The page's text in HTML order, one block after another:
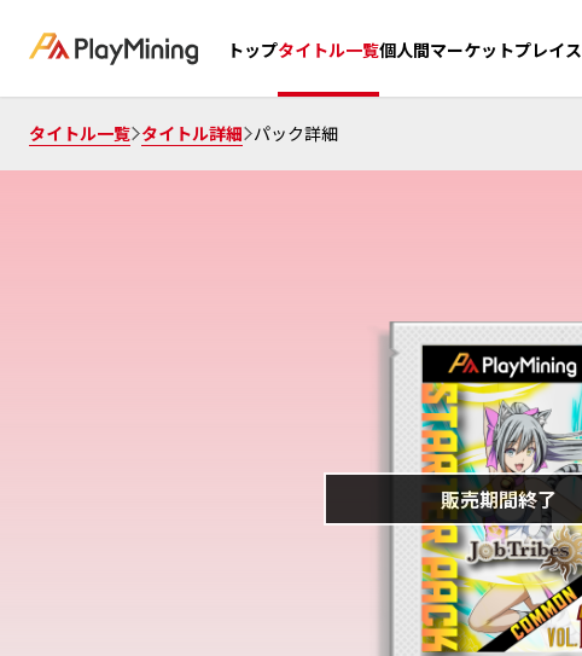
トップタイトル一覧個人間マーケットプレイス
タイトル一覧 タイトル詳細 パック詳細
販売期間終了